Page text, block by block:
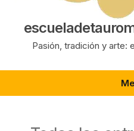
Pasión, tradición y arte: